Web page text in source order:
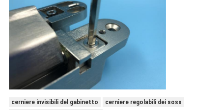
cerniere invisibili del gabinetto
cerniere regolabili dei soss